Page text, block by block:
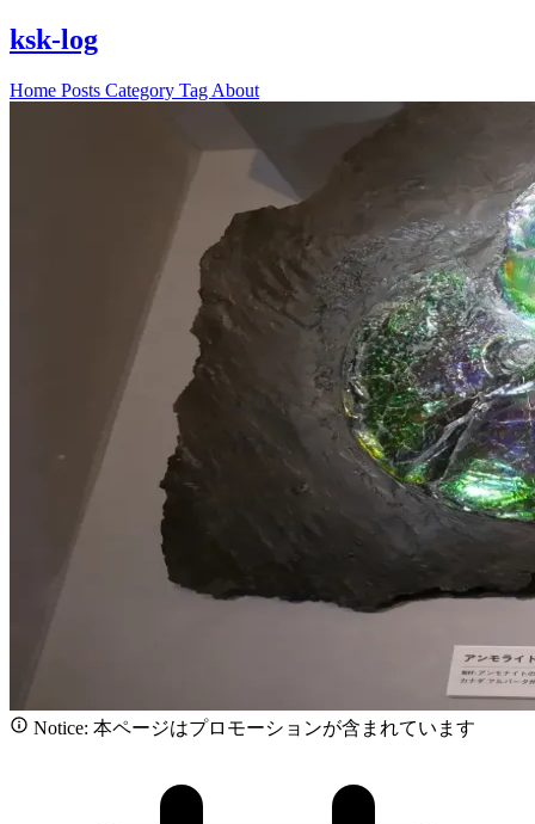
ksk-log
Home Posts Category Tag About
Notice: 本ページはプロモーションが含まれています